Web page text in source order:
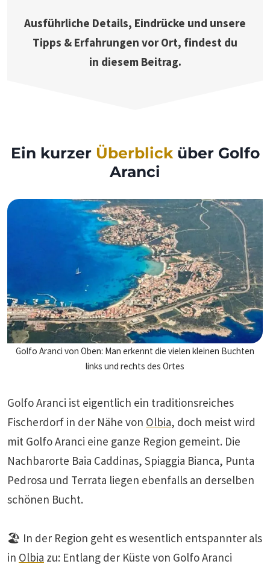
Ausführliche Details, Eindrücke und unsere
Tipps & Erfahrungen vor Ort, findest du
in diesem Beitrag.
Ein kurzer Überblick über Golfo
Aranci
Golfo Aranci von Oben: Man erkennt die vielen kleinen Buchten
links und rechts des Ortes
Golfo Aranci ist eigentlich ein traditionsreiches
Fischerdorf in der Nähe von Olbia, doch meist wird
mit Golfo Aranci eine ganze Region gemeint. Die
Nachbarorte Baia Caddinas, Spiaggia Bianca, Punta
Pedrosa und Terrata liegen ebenfalls an derselben
schönen Bucht.
🏖️ In der Region geht es wesentlich entspannter als
in Olbia zu: Entlang der Küste von Golfo Aranci